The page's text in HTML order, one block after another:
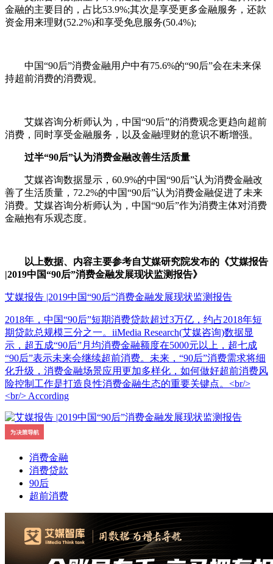
金融的主要目的，占比53.9%;其次是享受更多金融服务，还款
资金用来理财(52.2%)和享受免息服务(50.4%);
中国“90后”消费金融用户中有75.6%的“90后”会在未来保
持超前消费的消费观。
艾媒咨询分析师认为，中国“90后”的消费观念更趋向超前
消费，同时享受金融服务，以及金融理财的意识不断增强。
过半“90后”认为消费金融改善生活质量
艾媒咨询数据显示，60.9%的中国“90后”认为消费金融改
善了生活质量，72.2%的中国“90后”认为消费金融促进了未来
消费。艾媒咨询分析师认为，中国“90后”作为消费主体对消费
金融抱有乐观态度。
以上数据、内容主要参考自艾媒研究院发布的《艾媒报告
|2019中国“90后”消费金融发展现状监测报告》
艾媒报告 |2019中国“90后”消费金融发展现状监测报告
2018年，中国“90后”短期消费贷款超过3万亿，约占2018年短
期贷款总规模三分之一。iiMedia Research(艾媒咨询)数据显
示，超五成“90后”月均消费金融额度在5000元以上，超七成
“90后”表示未来会继续超前消费。未来，“90后”消费需求将细
化升级，消费金融场景应用更加多样化，如何做好超前消费风
险控制工作是打造良性消费金融生态的重要关键点。<br/>
<br/> According
消费金融
消费贷款
90后
超前消费